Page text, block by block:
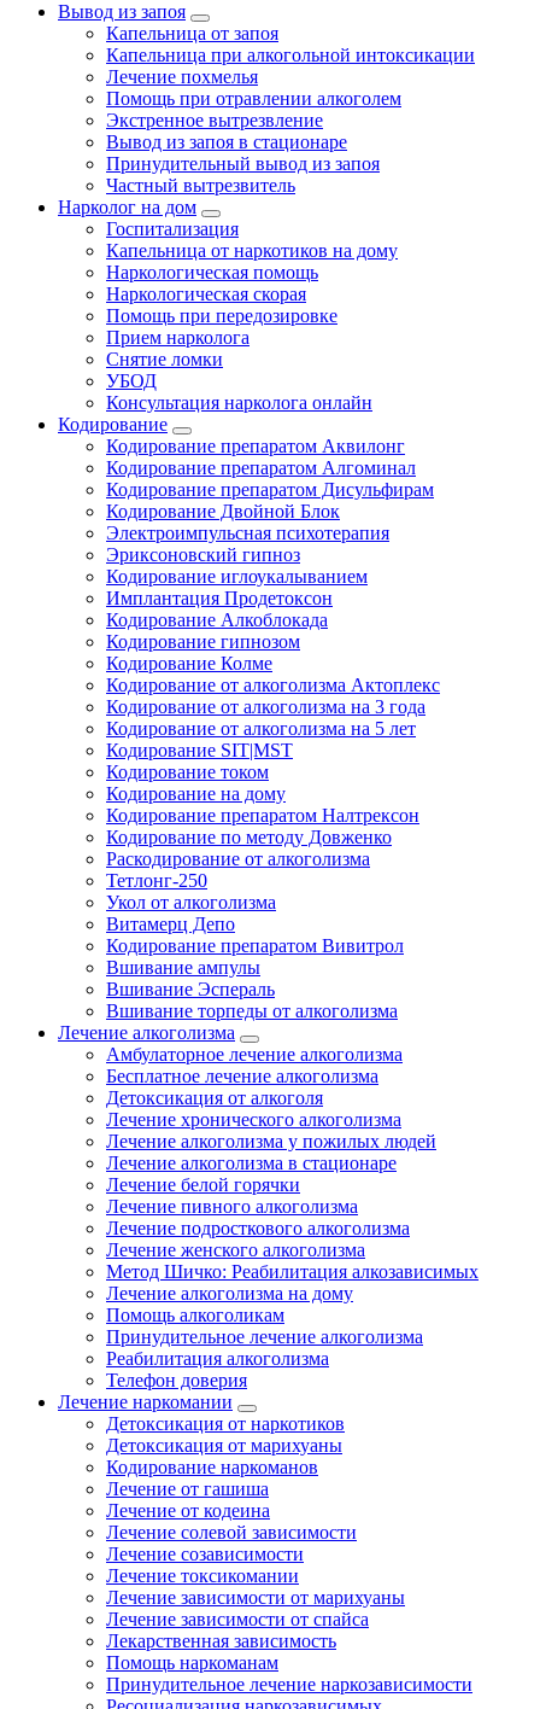
Вывод из запоя
Капельница от запоя
Капельница при алкогольной интоксикации
Лечение похмелья
Помощь при отравлении алкоголем
Экстренное вытрезвление
Вывод из запоя в стационаре
Принудительный вывод из запоя
Частный вытрезвитель
Нарколог на дом
Госпитализация
Капельница от наркотиков на дому
Наркологическая помощь
Наркологическая скорая
Помощь при передозировке
Прием нарколога
Снятие ломки
УБОД
Консультация нарколога онлайн
Кодирование
Кодирование препаратом Аквилонг
Кодирование препаратом Алгоминал
Кодирование препаратом Дисульфирам
Кодирование Двойной Блок
Электроимпульсная психотерапия
Эриксоновский гипноз
Кодирование иглоукалыванием
Имплантация Продетоксон
Кодирование Алкоблокада
Кодирование гипнозом
Кодирование Колме
Кодирование от алкоголизма Актоплекс
Кодирование от алкоголизма на 3 года
Кодирование от алкоголизма на 5 лет
Кодирование SIT|MST
Кодирование током
Кодирование на дому
Кодирование препаратом Налтрексон
Кодирование по методу Довженко
Раскодирование от алкоголизма
Тетлонг-250
Укол от алкоголизма
Витамерц Депо
Кодирование препаратом Вивитрол
Вшивание ампулы
Вшивание Эспераль
Вшивание торпеды от алкоголизма
Лечение алкоголизма
Амбулаторное лечение алкоголизма
Бесплатное лечение алкоголизма
Детоксикация от алкоголя
Лечение хронического алкоголизма
Лечение алкоголизма у пожилых людей
Лечение алкоголизма в стационаре
Лечение белой горячки
Лечение пивного алкоголизма
Лечение подросткового алкоголизма
Лечение женского алкоголизма
Метод Шичко: Реабилитация алкозависимых
Лечение алкоголизма на дому
Помощь алкоголикам
Принудительное лечение алкоголизма
Реабилитация алкоголизма
Телефон доверия
Лечение наркомании
Детоксикация от наркотиков
Детоксикация от марихуаны
Кодирование наркоманов
Лечение от гашиша
Лечение от кодеина
Лечение солевой зависимости
Лечение созависимости
Лечение токсикомании
Лечение зависимости от марихуаны
Лечение зависимости от спайса
Лекарственная зависимость
Помощь наркоманам
Принудительное лечение наркозависимости